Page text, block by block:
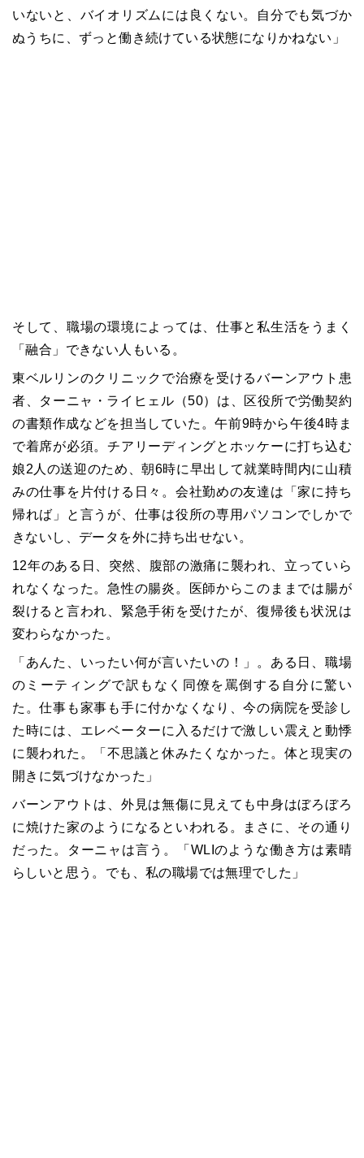
いないと、バイオリズムには良くない。自分でも気づか
ぬうちに、ずっと働き続けている状態になりかねない」
そして、職場の環境によっては、仕事と私生活をうまく
「融合」できない人もいる。
東ベルリンのクリニックで治療を受けるバーンアウト患
者、ターニャ・ライヒェル（50）は、区役所で労働契約
の書類作成などを担当していた。午前9時から午後4時ま
で着席が必須。チアリーディングとホッケーに打ち込む
娘2 人の送迎のため、朝6時に早出して就業時間内に山積
みの仕事を片付ける日々。会社勤めの友達は「家に持ち
帰れば」と言うが、仕事は役所の専用パソコンでしかで
きないし、データを外に持ち出せない。
12年のある日、突然、腹部の激痛に襲われ、立っていら
れなくなった。急性の腸炎。医師からこのままでは腸が
裂けると言われ、緊急手術を受けたが、復帰後も状況は
変わらなかった。
「あんた、いったい何が言いたいの！」。ある日、職場
のミーティングで訳もなく同僚を罵倒する自分に驚い
た。仕事も家事も手に付かなくなり、今の病院を受診し
た時には、エレベーターに入るだけで激しい震えと動悸
に襲われた。「不思議と休みたくなかった。体と現実の
開きに気づけなかった」
バーンアウトは、外見は無傷に見えても中身はぼろぼろ
に焼けた家のようになるといわれる。まさに、その通り
だった。ターニャは言う。「 WLI のような働き方は素晴
らしいと思う。でも、私の職場では無理でした」